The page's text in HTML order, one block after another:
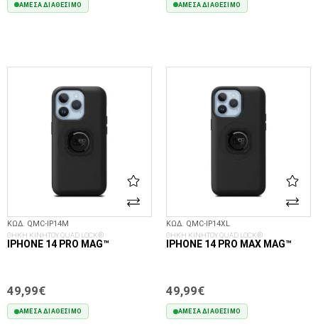
ΆΜΕΣΑ ΔΙΑΘΈΣΙΜΟ ΆΜΕΣΑ ΔΙΑΘΈΣΙΜΟ
ΚΩΔ. QMC-IP14M
ΘΗΚΗ ΚΙΝΗΤΟΥ QUAD LOCK®
IPHONE 14 PRO MAG™
49,99€
ΆΜΕΣΑ ΔΙΑΘΈΣΙΜΟ
ΚΩΔ. QMC-IP14XL
ΘΗΚΗ ΚΙΝΗΤΟΥ QUAD LOCK®
IPHONE 14 PRO MAX MAG™
49,99€
ΆΜΕΣΑ ΔΙΑΘΈΣΙΜΟ